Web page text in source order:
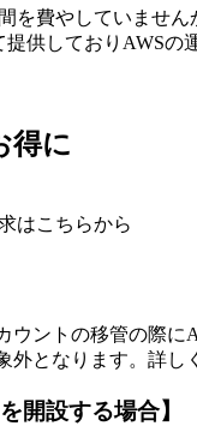
を費やしていませ
供しておりAWSの
得に
はこちらから
ウントの移管の際に
外となります。詳し
開設する場合】